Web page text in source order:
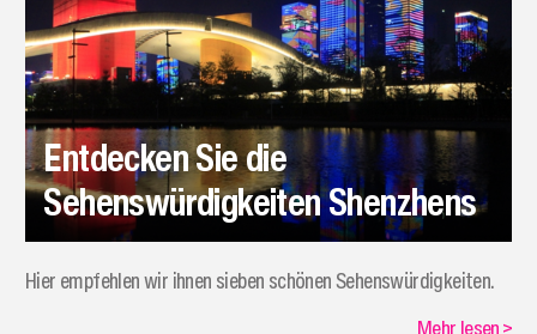
Entdecken Sie die
Sehenswürdigkeiten Shenzhens
Hier empfehlen wir ihnen sieben schönen Sehenswürdigkeiten.